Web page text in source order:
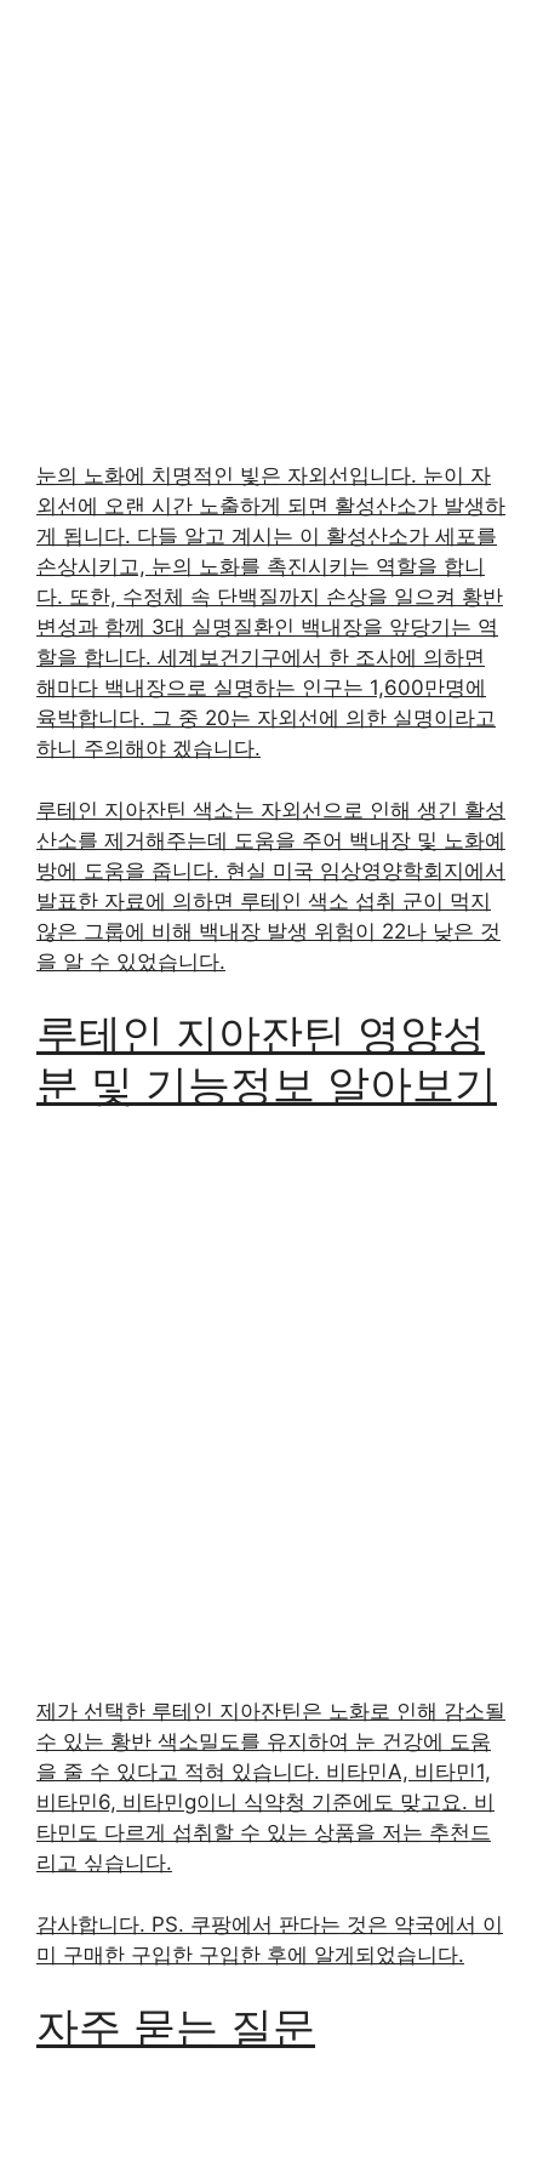
눈의 노화에 치명적인 빛은 자외선입니다. 눈이 자
외선에 오랜 시간 노출하게 되면 활성산소가 발생하
게 됩니다. 다들 알고 계시는 이 활성산소가 세포를
손상시키고, 눈의 노화를 촉진시키는 역할을 합니
다. 또한, 수정체 속 단백질까지 손상을 일으켜 황반
변성과 함께 3대 실명질환인 백내장을 앞당기는 역
할을 합니다. 세계보건기구에서 한 조사에 의하면
해마다 백내장으로 실명하는 인구는 1,600만명에
육박합니다. 그 중 20는 자외선에 의한 실명이라고
하니 주의해야 겠습니다.
루테인 지아잔틴 색소는 자외선으로 인해 생긴 활성
산소를 제거해주는데 도움을 주어 백내장 및 노화예
방에 도움을 줍니다. 현실 미국 임상영양학회지에서
발표한 자료에 의하면 루테인 색소 섭취 군이 먹지
않은 그룹에 비해 백내장 발생 위험이 22나 낮은 것
을 알 수 있었습니다.
루테인 지아잔틴 영양성
분 및 기능정보 알아보기
제가 선택한 루테인 지아잔틴은 노화로 인해 감소될
수 있는 황반 색소밀도를 유지하여 눈 건강에 도움
을 줄 수 있다고 적혀 있습니다. 비타민A, 비타민1,
비타민6, 비타민g이니 식약청 기준에도 맞고요. 비
타민도 다르게 섭취할 수 있는 상품을 저는 추천드
리고 싶습니다.
감사합니다. PS. 쿠팡에서 판다는 것은 약국에서 이
미 구매한 구입한 구입한 후에 알게되었습니다.
자주 묻는 질문